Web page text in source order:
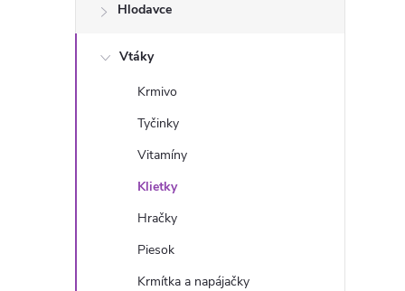
ý
Hlodavce
Vtáky
Krmivo
Tyčinky
Vitamíny
Klietky
Hračky
Piesok
Krmítka a napájačky